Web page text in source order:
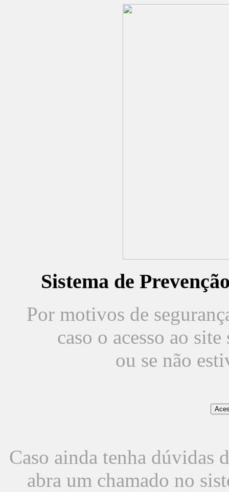
Sistema de
Por motivos de
caso o acesso ao
ou se não
Caso ainda tenha dúvidas
abra um chamado no